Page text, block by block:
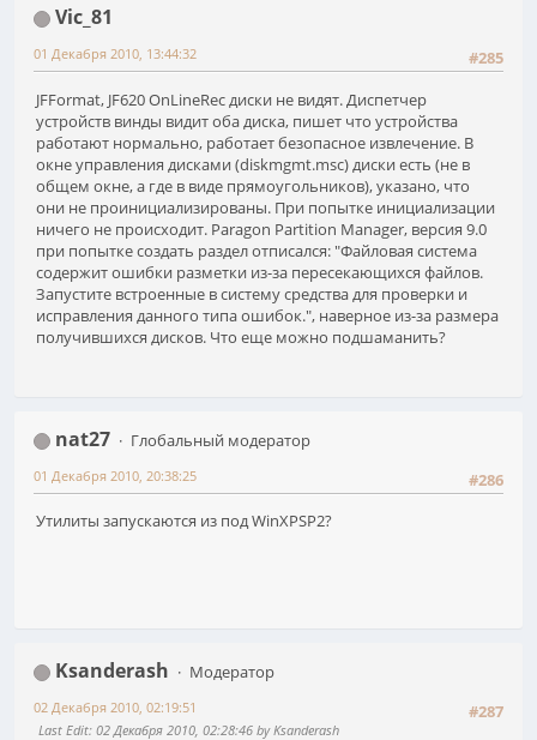
Vic_81
#285
01 Декабря 2010, 13:44:32
JFFormat, JF620 OnLineRec диски не видят. Диспетчер
устройств винды видит оба диска, пишет что устройства
работают нормально, работает безопасное извлечение. В
окне управления дисками (diskmgmt.msc) диски есть (не в
общем окне, а где в виде прямоугольников), указано, что
они не проинициализированы. При попытке инициализации
ничего не происходит. Paragon Partition Manager, версия 9.0
при попытке создать раздел отписался: "Файловая система
содержит ошибки разметки из-за пересекающихся файлов.
Запустите встроенные в систему средства для проверки и
исправления данного типа ошибок.", наверное из-за размера
получившихся дисков. Что еще можно подшаманить?
nat27
Глобальный модератор
#286
01 Декабря 2010, 20:38:25
Утилиты запускаются из под WinXPSP2?
Ksanderash
Модератор
#287
02 Декабря 2010, 02:19:51
Last Edit: 02 Декабря 2010, 02:28:46 by Ksanderash